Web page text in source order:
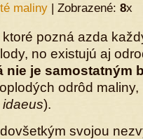
maliny | Zobrazené: 8x
pozná azda
no existujú aj
nie je samostatným
odrôd
).
svojou